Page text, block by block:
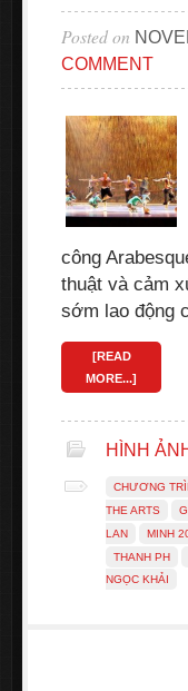
Posted on
COMMENT
công
thuật và cảm
sớm lao động
[READ
MORE...]
HÌNH
CHƯƠNG
THE ARTS
LAN
MINH
THANH PH
NGỌC KHẢI